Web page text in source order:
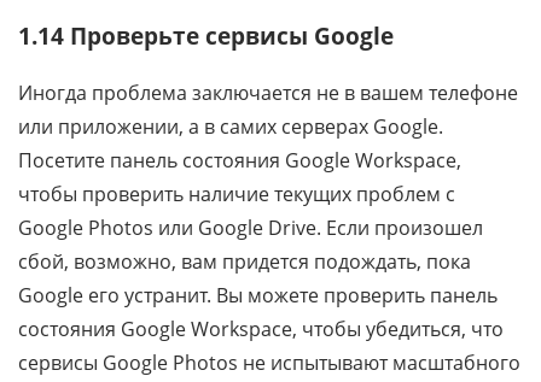
1.14 Проверьте сервисы Google
Иногда проблема заключается не в вашем телефоне
или приложении, а в самих серверах Google.
Посетите панель состояния Google Workspace,
чтобы проверить наличие текущих проблем с
Google Photos или Google Drive. Если произошел
сбой, возможно, вам придется подождать, пока
Google его устранит. Вы можете проверить панель
состояния Google Workspace, чтобы убедиться, что
сервисы Google Photos не испытывают масштабного